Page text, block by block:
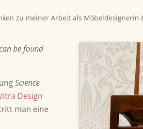
zu meiner Arbeit als Möbeldesignerin
be found
Science
Design
man eine
Klicke